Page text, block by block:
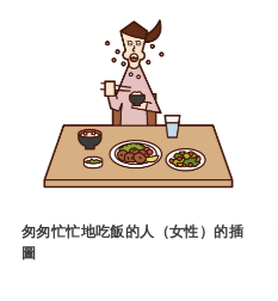
匆匆忙忙地吃飯的人（女性）的插
圖